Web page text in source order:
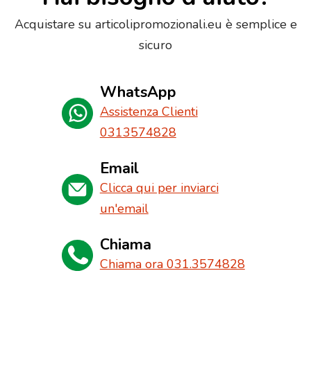
Acquistare su articolipromozionali.eu è semplice e
sicuro
WhatsApp
Assistenza Clienti
0313574828
Email
Clicca qui per inviarci
un'email
Chiama
Chiama ora 031.3574828